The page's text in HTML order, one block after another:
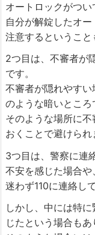
オートロックがつい
自分が解錠したオ
注意するということ
2つ目は、不審者が
です。
不審者が隠れやす
のような暗いところ
そのような場所に
おくことで避けられ
3つ目は、警察に連
不安を感じた場合
迷わず110に連絡し
しかし、中には特
じたという場合もあ